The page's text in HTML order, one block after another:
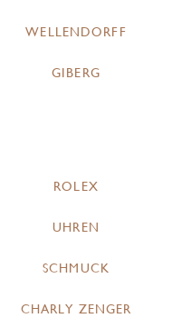
WELLENDORFF
GIBERG
ROLEX
UHREN
SCHMUCK
CHARLY ZENGER